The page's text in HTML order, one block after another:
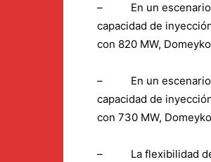
– En un escenario
capacidad de
con 820 MW,
– En un escenario
capacidad de
con 730 MW,
– La flexibilidad del